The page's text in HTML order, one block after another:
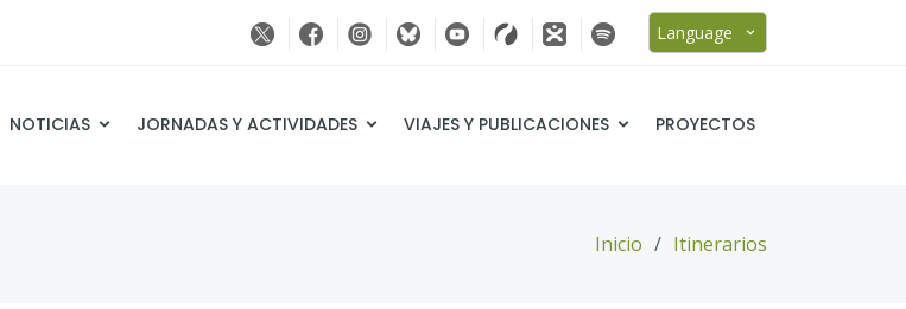
Language
NOTICIAS JORNADAS Y ACTIVIDADES VIAJES Y PUBLICACIONES PROYECTOS
Inicio Itinerarios